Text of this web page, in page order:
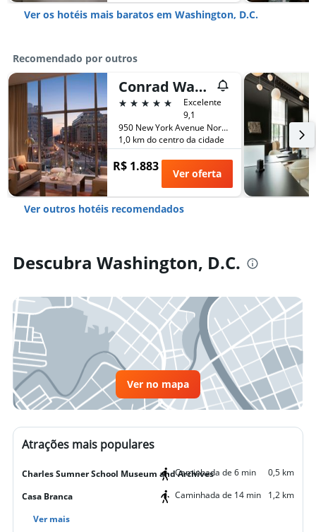
Ver os hotéis mais baratos em Washington, D.C.
Recomendado por outros
Conrad Washington, DC
5 estrelas
Excelente
9,1
950 New York Avenue Northwest, Washington, D.C., DC, Estados Unidos
1,0 km do centro da cidade
R$ 1.883 Ver oferta
Ver outros hotéis recomendados
Descubra Washington, D.C.
Ver no mapa
Atrações mais populares
Charles Sumner School Museum and ArchivesCaminhada de 6 min
0,5 km
Casa Branca
Caminhada de 14 min
1,2 km
Ver mais